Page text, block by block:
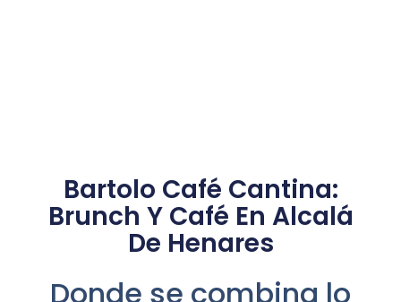
Bartolo Café Cantina:
Brunch Y Café En Alcalá
De Henares
Donde se combina lo